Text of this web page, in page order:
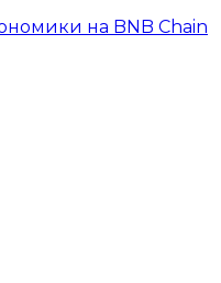
на BNB Chain